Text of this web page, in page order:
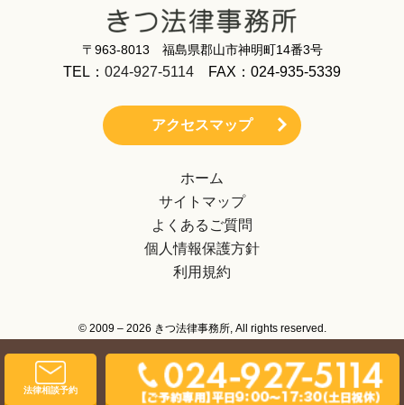
法律相談予約
〒963-8013 福島県郡山市神明町14番3号
TEL： 024-927-5114 FAX：024-935-5339
アクセスマップ
ホーム
サイトマップ
よくあるご質問
個人情報保護方針
利用規約
© 2009 – 2026 きつ法律事務所, All rights reserved.